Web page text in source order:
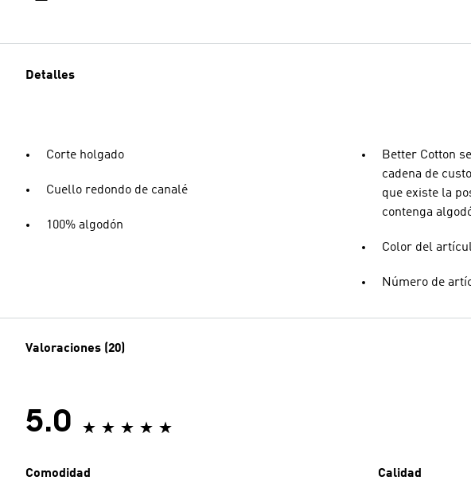
Detalles
Corte holgado
Cuello redondo de canalé
100% algodón
Better Cotton
cadena de
que existe la
contenga
Color del
Número de
Valoraciones (20)
5.0
Comodidad Calidad